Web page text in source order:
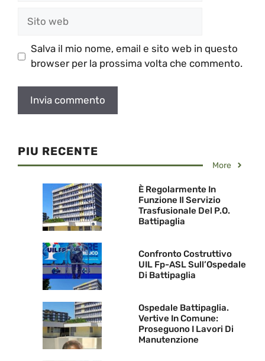
Salva il mio nome, email e sito web in questo
browser per la prossima volta che commento.
PIU RECENTE
More
È Regolarmente In
Funzione Il Servizio
Trasfusionale Del P.O.
Battipaglia
Confronto Costruttivo
UIL Fp-ASL Sull’Ospedale
Di Battipaglia
Ospedale Battipaglia.
Vertive In Comune:
Proseguono I Lavori Di
Manutenzione